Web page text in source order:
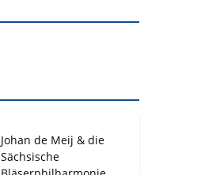
Johan de Meij & die
Sächsische